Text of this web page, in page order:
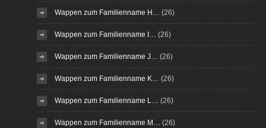
Wappen zum Familienname H… (26)
Wappen zum Familienname I… (26)
Wappen zum Familienname J… (26)
Wappen zum Familienname K… (26)
Wappen zum Familienname L… (26)
Wappen zum Familienname M… (26)